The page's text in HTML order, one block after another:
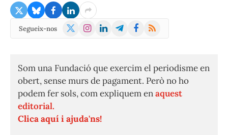
Segueix-nos
X
Instagram
LinkedInTelegramFacebook
RSS
Som una Fundació que exercim el periodisme en
obert, sense murs de pagament. Però no ho
podem fer sols, com expliquem enaquest
editorial.
Clica aquí i ajuda'ns!